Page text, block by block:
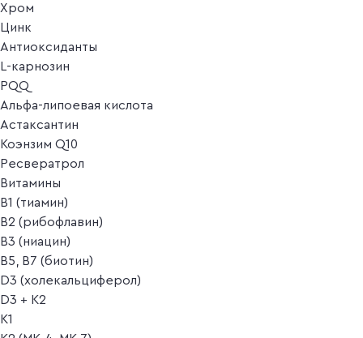
Хром
Цинк
Антиоксиданты
L-карнозин
PQQ
Альфа-липоевая кислота
Астаксантин
Коэнзим Q10
Ресвератрол
Витамины
B1 (тиамин)
B2 (рибофлавин)
B3 (ниацин)
B5, B7 (биотин)
D3 (холекальциферол)
D3 + K2
K1